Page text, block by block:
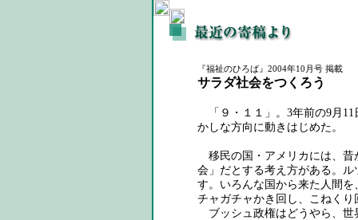
『福祉のひろば』2004年10月号 掲載
サラダ社会をつくろう
「９・１１」。3年前の9月
かしな方向に動きはじめた。
移民の国・アメリカには、昔
会」だとする考え方がある。
す。いろんな国から来た人間
チャガチャかき回し、こねく
ブッシュ政権はどうやら、世